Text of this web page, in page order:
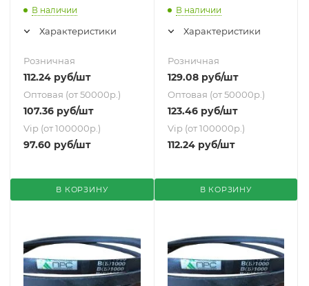
В наличии
Характеристики
Розничная
112.24 руб/шт
Оптовая (от 50000р.)
107.36 руб/шт
Vip (от 100000р.)
97.60 руб/шт
В КОРЗИНУ
В наличии
Характеристики
Розничная
129.08руб/шт
Оптовая (от 50000р.)
123.46руб/шт
Vip (от 100000р.)
112.24руб/шт
В КОРЗИНУ